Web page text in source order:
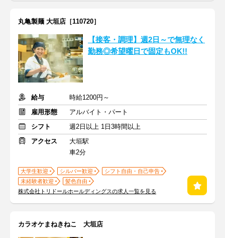
丸亀製麺 大垣店［110720］
【接客・調理】週2日～で無理なく
勤務◎希望曜日で固定もOK!!
給与
時給1200円～
雇用形態
アルバイト・パート
シフト
週2日以上 1日3時間以上
アクセス
大垣駅
車2分
大学生歓迎 シルバー歓迎
シフト自由・自己申告
未経験者歓迎
髪色自由
株式会社トリドールホールディングスの求人一覧を見る
カラオケまねきねこ 大垣店